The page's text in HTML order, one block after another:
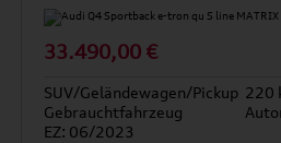
33.490,00 €
SUV/Geländewagen/Pickup 220
Gebrauchtfahrzeug
EZ: 06/2023